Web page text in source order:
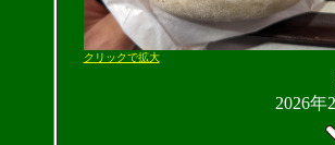
クリックで拡大
2026年